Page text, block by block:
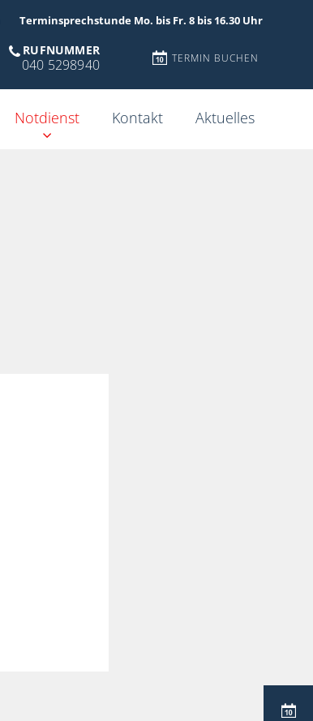
Terminsprechstunde Mo. bis Fr. 8 bis 16.30 Uhr
RUFNUMMER
040 5298940 TERMIN BUCHEN
Notdienst Kontakt Aktuelles